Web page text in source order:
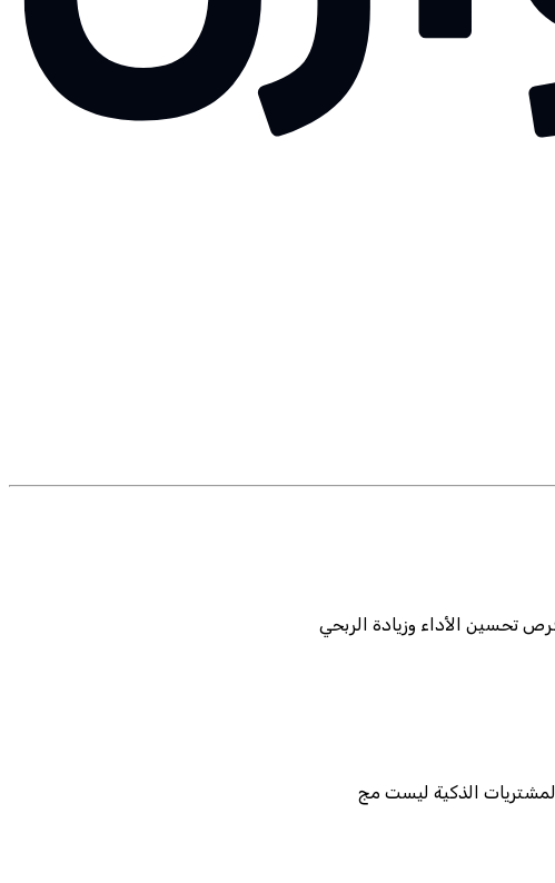
تحسين الأداء وزيادة الربحي
الذكية ليست مج